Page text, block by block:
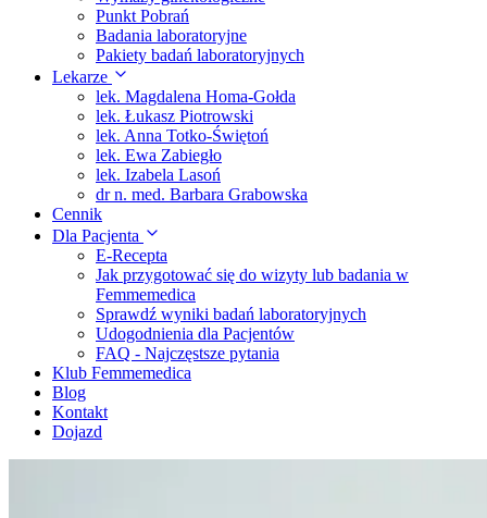
Punkt Pobrań
Badania laboratoryjne
Pakiety badań laboratoryjnych
Lekarze
lek. Magdalena Homa-Gołda
lek. Łukasz Piotrowski
lek. Anna Totko-Świętoń
lek. Ewa Zabiegło
lek. Izabela Lasoń
dr n. med. Barbara Grabowska
Cennik
Dla Pacjenta
E-Recepta
Jak przygotować się do wizyty lub badania w
Femmemedica
Sprawdź wyniki badań laboratoryjnych
Udogodnienia dla Pacjentów
FAQ - Najczęstsze pytania
Klub Femmemedica
Blog
Kontakt
Dojazd